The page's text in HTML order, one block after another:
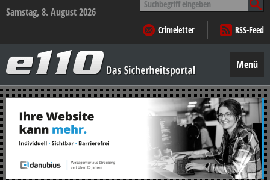
Samstag, 8. August 2026
nach:
Crimeletter
RSS-Feed
–
Das
Sicherheitsportal
Menü
Zum
Inhalt
springen